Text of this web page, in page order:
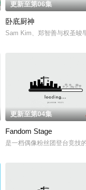
新约会节目《我是SOLO》3
亲爱们亲自制作的谜题展
更新至第06集
卧底厨神
Sam Kim、郑智善与权圣晙
同场大玩推理游戏！面对
第一次见面开始，脑停止
更新至第04集
Fandom Stage
是一档偶像粉丝团登台竞技